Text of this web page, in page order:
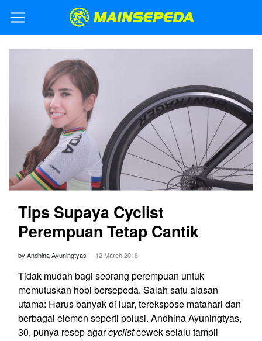
Tips Supaya Cyclist
Perempuan Tetap Cantik
by Andhina Ayuningtyas 12 March 2018
Tidak mudah bagi seorang perempuan untuk
memutuskan hobi bersepeda. Salah satu alasan
utama: Harus banyak di luar, terekspose matahari dan
berbagai elemen seperti polusi. Andhina Ayuningtyas,
30, punya resep agarcyclistcewek selalu tampil